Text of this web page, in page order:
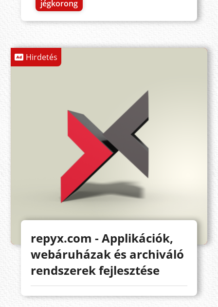
jégkorong
Hirdetés
repyx.com - Applikációk,
webáruházak és archiváló
rendszerek fejlesztése